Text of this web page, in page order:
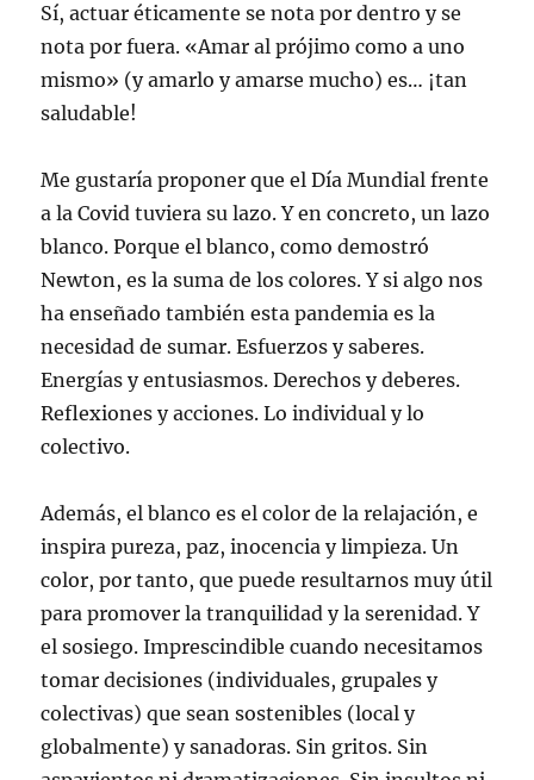
Sí, actuar éticamente se nota por dentro y se
nota por fuera. «Amar al prójimo como a uno
mismo» (y amarlo y amarse mucho) es… ¡tan
saludable!
Me gustaría proponer que el Día Mundial frente
a la Covid tuviera su lazo. Y en concreto, un lazo
blanco. Porque el blanco, como demostró
Newton, es la suma de los colores. Y si algo nos
ha enseñado también esta pandemia es la
necesidad de sumar. Esfuerzos y saberes.
Energías y entusiasmos. Derechos y deberes.
Reflexiones y acciones. Lo individual y lo
colectivo.
Además, el blanco es el color de la relajación, e
inspira pureza, paz, inocencia y limpieza. Un
color, por tanto, que puede resultarnos muy útil
para promover la tranquilidad y la serenidad. Y
el sosiego. Imprescindible cuando necesitamos
tomar decisiones (individuales, grupales y
colectivas) que sean sostenibles (local y
globalmente) y sanadoras. Sin gritos. Sin